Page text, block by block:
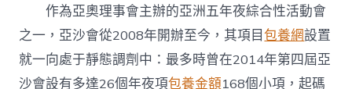
中
作為亞奧理事會主辦的亞洲五年夜綜合性活動會
之一，亞沙會從2008年開辦至今，其項目包養網設置
就一向處于靜態調劑中：最多時曾在2014年第四屆亞
沙會設有多達26個年夜項包養金額168個小項，起碼